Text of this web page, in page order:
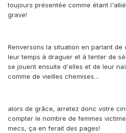
toujours présentée comme étant
grave!
Renversons la situation en parlant de
leur temps à draguer et à tenter de
se jouent ensuite d'elles et de leur
comme de vieilles chemises...
alors de grâce, arretez donc votre
compter le nombre de femmes
mecs, ça en ferait des pages!